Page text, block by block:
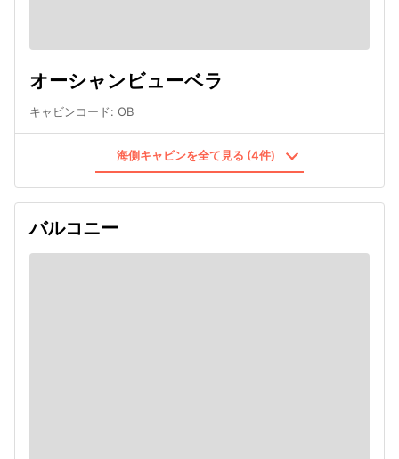
オーシャンビューベラ
キャビンコード: OB
海側キャビンを全て見る (4件)
バルコニー